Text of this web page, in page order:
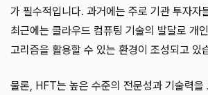
가 필수적입니다. 과거에는 주로 기관 투자자
최근에는 클라우드 컴퓨팅 기술의 발달로 개
고리즘을 활용할 수 있는 환경이 조성되고 있
물론, HFT는 높은 수준의 전문성과 기술력을